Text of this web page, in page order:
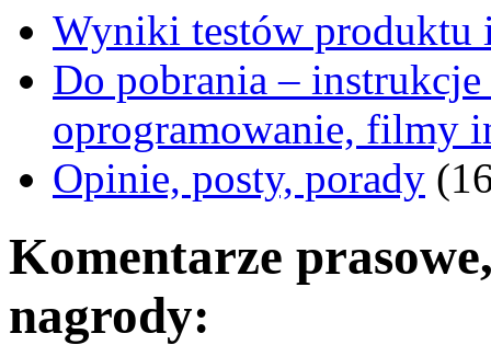
Wyniki testów produktu
Do pobrania –
oprogramowanie, filmy
Opinie, posty, porady
Komentarze
nagrody: